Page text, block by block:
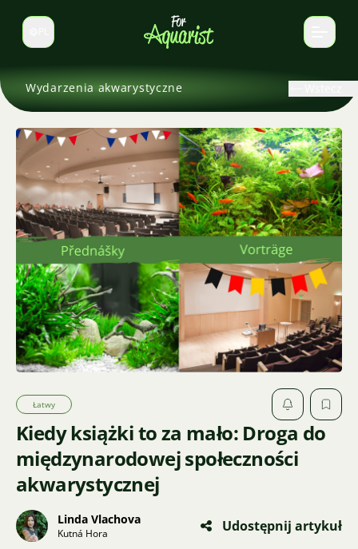
Zmień język
Wydarzenia akwarystyczne
Kiedy książki to za mało: Droga do
międzynarodowej społeczności
akwarystycznej
Łatwy
Linda Vlachova
Kutná Hora Udostępnij artykuł